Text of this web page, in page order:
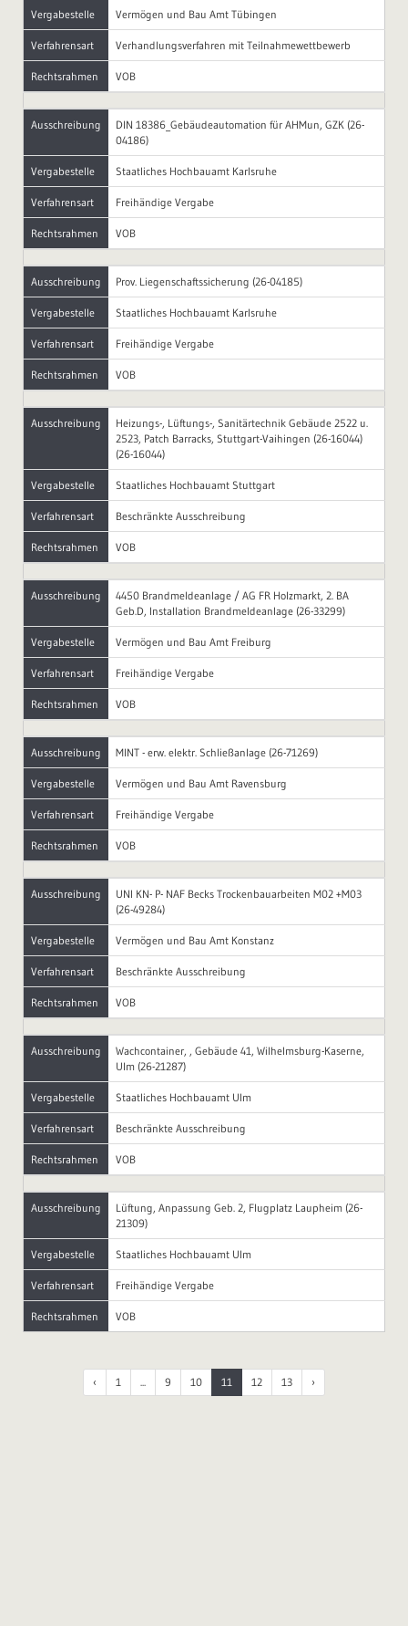
Vergabestelle Vermögen und Bau Amt Tübingen
Verfahrensart Verhandlungsverfahren mit Teilnahmewettbewerb
Rechtsrahmen VOB
Ausschreibung
DIN 18386_Gebäudeautomation für AHMun, GZK (26-
04186)
Vergabestelle Staatliches Hochbauamt Karlsruhe
Verfahrensart Freihändige Vergabe
Rechtsrahmen VOB
Ausschreibung Prov. Liegenschaftssicherung (26-04185)
Vergabestelle Staatliches Hochbauamt Karlsruhe
Verfahrensart Freihändige Vergabe
Rechtsrahmen VOB
Ausschreibung
Heizungs-, Lüftungs-, Sanitärtechnik Gebäude 2522 u.
2523, Patch Barracks, Stuttgart-Vaihingen (26-16044)
(26-16044)
Vergabestelle Staatliches Hochbauamt Stuttgart
Verfahrensart Beschränkte Ausschreibung
Rechtsrahmen VOB
Ausschreibung
4450 Brandmeldeanlage / AG FR Holzmarkt, 2. BA
Geb.D, Installation Brandmeldeanlage (26-33299)
Vergabestelle Vermögen und Bau Amt Freiburg
Verfahrensart Freihändige Vergabe
Rechtsrahmen VOB
Ausschreibung MINT - erw. elektr. Schließanlage (26-71269)
Vergabestelle Vermögen und Bau Amt Ravensburg
Verfahrensart Freihändige Vergabe
Rechtsrahmen VOB
Ausschreibung
UNI KN- P- NAF Becks Trockenbauarbeiten M02 +M03
(26-49284)
Vergabestelle Vermögen und Bau Amt Konstanz
Verfahrensart Beschränkte Ausschreibung
Rechtsrahmen VOB
Ausschreibung
Wachcontainer, , Gebäude 41, Wilhelmsburg-Kaserne,
Ulm (26-21287)
Vergabestelle Staatliches Hochbauamt Ulm
Verfahrensart Beschränkte Ausschreibung
Rechtsrahmen VOB
Ausschreibung
Lüftung, Anpassung Geb. 2, Flugplatz Laupheim (26-
21309)
Vergabestelle Staatliches Hochbauamt Ulm
Verfahrensart Freihändige Vergabe
Rechtsrahmen VOB
‹ 1 ... 9 10 11 12 13 ›